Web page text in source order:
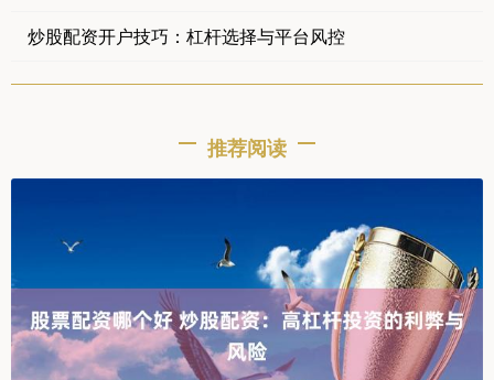
炒股配资开户技巧：杠杆选择与平台风控
推荐阅读